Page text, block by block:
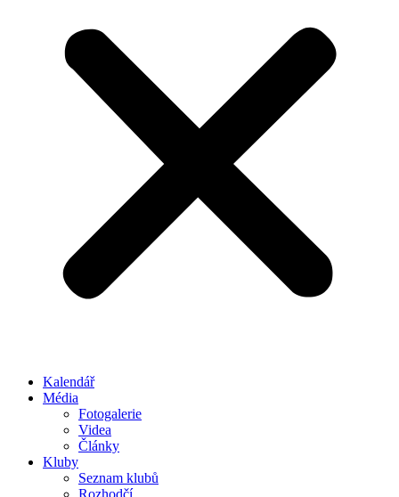
Kalendář
Média
Fotogalerie
Videa
Články
Kluby
Seznam klubů
Rozhodčí